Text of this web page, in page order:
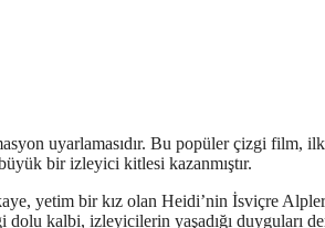
uyarlamasıdır. Bu popüler çizgi film,
bir izleyici kitlesi kazanmıştır.
yetim bir kız olan Heidi’nin İsviçre
kalbi, izleyicilerin yaşadığı duyguları